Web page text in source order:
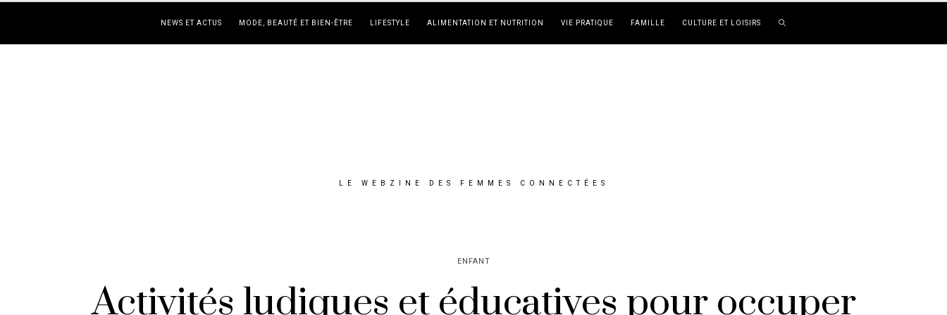
NEWS ET ACTUS MODE, BEAUTÉ ET BIEN-ÊTRE LIFESTYLE ALIMENTATION ET NUTRITION VIE PRATIQUE FAMILLE CULTURE ET LOISIRS
LE WEBZINE DES FEMMES CONNECTÉES
ENFANT
Activités ludiques et éducatives pour occuper